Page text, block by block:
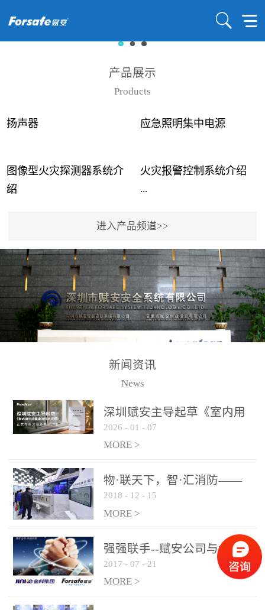
产品展示
Products
扬声器 应急照明集中电源
图像型火灾探测器系统介
绍
...
事故频发，传统的火灾探
测方法已无法满足要求。
尤其是目前众多的大型影
剧院、会议展览中心、体
育馆、大型仓库和隧道空
间等，其建筑结构特殊、
火灾隐患多。一旦发生火
传统的火灾关测器无法被
及时缺发，不能及早发现
和有效扑救火火，这不仅
力和闲难，同时也将造成
巨大的经济损失和社会影
响，基至还会造成人员伤
亡。图像型火灾探测器正
是针对这种高大空间建筑
物的消防设施、设备通过
现场图像的实时获取、预
处理和特征提取分析，实
现火焰的跟踪和识别。能
火灾报警控制系统介绍
...
用了具有仲裁机制和冗余
校验的总线传输技术、线
路状态检测与保护技术、
后向光电感烟探测技术、
高可靠的系统抗干扰技术
等多项专利技术和专有技
警领域三十多年技术积累
和工程实践的结晶。
进入产品频道>>
新闻资讯
News
深圳赋安主导起草《室内用
光动能电池技术规程》 正式
布局光伏新能源产业
2026 - 01 - 07
MORE >
物·联天下，智·汇消防——
赋安F&S 2018上海消防展圆
满落幕
2018 - 12 - 15
MORE >
强强联手--赋安公司与金科
集团达成战略合作协议
2017 - 07 - 21
MORE >